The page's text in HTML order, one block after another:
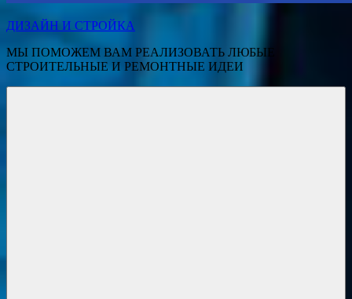
ДИЗАЙН И СТРОЙКА
МЫ ПОМОЖЕМ ВАМ РЕАЛИЗОВАТЬ ЛЮБЫЕ
СТРОИТЕЛЬНЫЕ И РЕМОНТНЫЕ ИДЕИ